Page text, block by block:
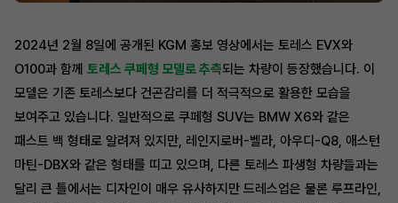
2024년 2월 8일에 공개된 KGM 홍보 영상에서는 토레스 EVX와
O100과 함께 토레스 쿠페형 모델로 추측되는 차량이 등장했습니다. 이
모델은 기존 토레스보다 건곤감리를 더 적극적으로 활용한 모습을
보여주고 있습니다. 일반적으로 쿠페형 SUV는 BMW X6와 같은
패스트 백 형태로 알려져 있지만, 레인지로버-벨라, 아우디-Q8, 애스턴
마틴-DBX와 같은 형태를 띠고 있으며, 다른 토레스 파생형 차량들과는
달리 큰 틀에서는 디자인이 매우 유사하지만 드레스업은 물론 루프라인,